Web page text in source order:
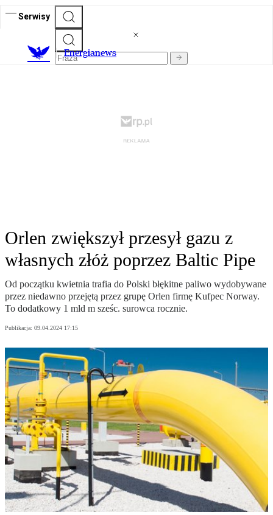
Serwisy
Energianews
Orlen zwiększył przesył gazu z
własnych złóż poprzez Baltic Pipe
Od początku kwietnia trafia do Polski błękitne paliwo wydobywane
przez niedawno przejętą przez grupę Orlen firmę Kufpec Norway.
To dodatkowy 1 mld m sześc. surowca rocznie.
Publikacja: 09.04.2024 17:15